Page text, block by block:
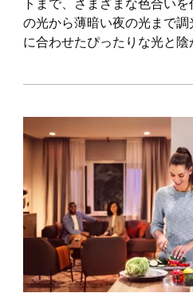
トまで、さまざまな色合い
の光から薄暗い夜の光まで
に合わせたぴったりな光と陰